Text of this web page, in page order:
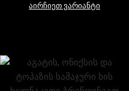
აირჩიეთ ვარიანტი